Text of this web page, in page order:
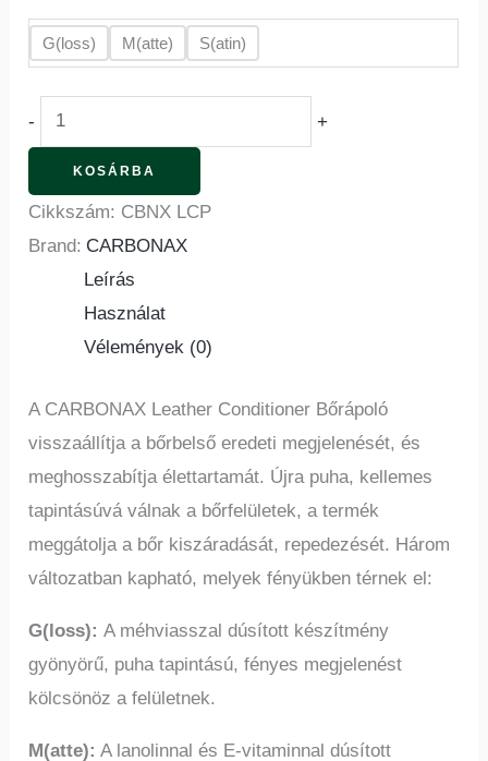
G(loss) M(atte) S(atin)
- +
KOSÁRBA
Cikkszám: CBNX LCP
Brand: CARBONAX
Leírás
Használat
Vélemények (0)
A CARBONAX Leather Conditioner Bőrápoló
visszaállítja a bőrbelső eredeti megjelenését, és
meghosszabítja élettartamát. Újra puha, kellemes
tapintásúvá válnak a bőrfelületek, a termék
meggátolja a bőr kiszáradását, repedezését. Három
változatban kapható, melyek fényükben térnek el:
G(loss):A méhviasszal dúsított készítmény
gyönyörű, puha tapintású, fényes megjelenést
kölcsönöz a felületnek.
M(atte): A lanolinnal és E-vitaminnal dúsított